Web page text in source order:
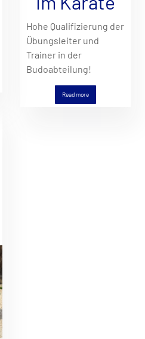
Hohe Qualifizierung der
Übungsleiter und
Trainer in der
Budoabteilung!
Read more